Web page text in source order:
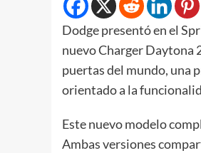
Dodge presentó en el
nuevo Charger Daytona
puertas del mundo, una
orientado a la
Este nuevo modelo
Ambas versiones